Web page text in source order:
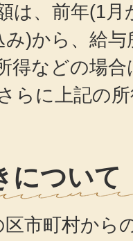
は、前年(1月
)から、給
得などの場
らに上記の
について
市町村から